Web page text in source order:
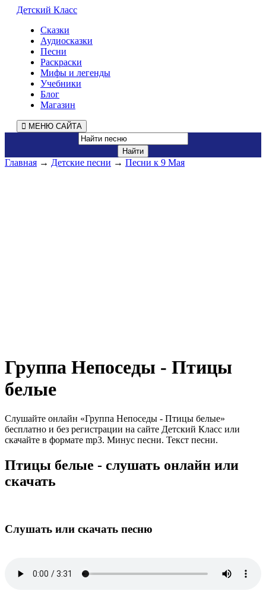
Детский Класс
Сказки
Аудиосказки
Песни
Раскраски
Мифы и легенды
Учебники
Блог
Магазин
МЕНЮ САЙТА
Главная → Детские песни → Песни к 9 Мая
Группа Непоседы - Птицы
белые
Слушайте онлайн «Группа Непоседы - Птицы белые»
бесплатно и без регистрации на сайте Детский Класс или
скачайте в формате mp3. Минус песни. Текст песни.
Птицы белые - слушать онлайн или
скачать
Слушать или скачать песню